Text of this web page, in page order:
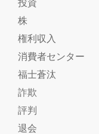
投資
株
権利収入
消費者センター
福士蒼汰
詐欺
評判
退会